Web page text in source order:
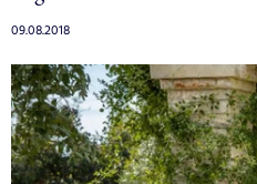
09.08.2018